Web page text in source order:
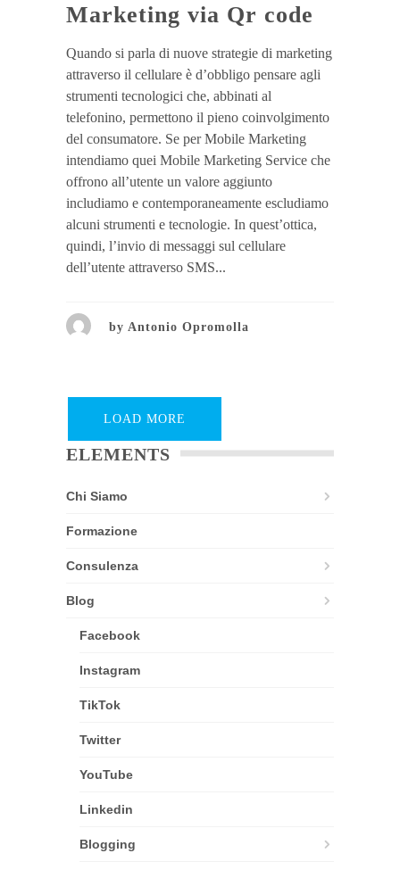
Marketing via Qr code
Quando si parla di nuove strategie di marketing
attraverso il cellulare è d’obbligo pensare agli
strumenti tecnologici che, abbinati al
telefonino, permettono il pieno coinvolgimento
del consumatore. Se per Mobile Marketing
intendiamo quei Mobile Marketing Service che
offrono all’utente un valore aggiunto
includiamo e contemporaneamente escludiamo
alcuni strumenti e tecnologie. In quest’ottica,
quindi, l’invio di messaggi sul cellulare
dell’utente attraverso SMS...
by Antonio Opromolla
LOAD MORE
ELEMENTS
Chi Siamo
Formazione
Consulenza
Blog
Facebook
Instagram
TikTok
Twitter
YouTube
Linkedin
Blogging